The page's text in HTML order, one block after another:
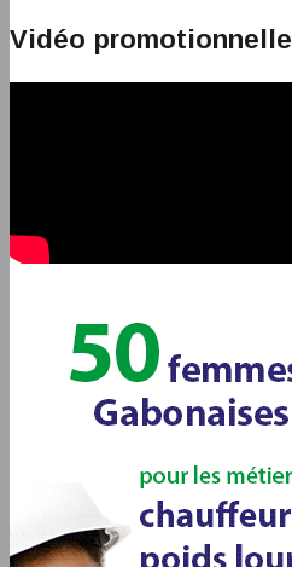
Vidéo promotionnelle